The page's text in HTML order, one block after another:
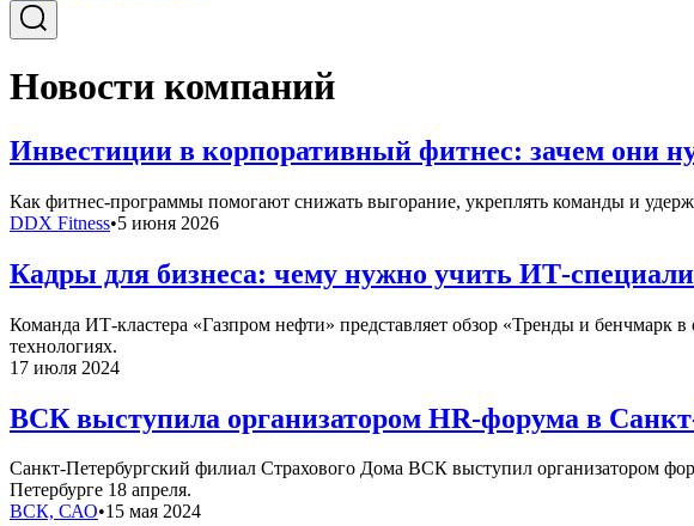
Новости компаний
Инвестиции в корпоративный фитнес: зачем они
Как фитнес-программы помогают снижать выгорание, укреплять команды и
DDX Fitness•5 июня 2026
Кадры для бизнеса: чему нужно учить ИТ-
Команда ИТ-кластера «Газпром нефти» представляет обзор «Тренды и
технологиях.
17 июля 2024
ВСК выступила организатором HR-форума в
Санкт-Петербургский филиал Страхового Дома ВСК выступил организатором
Петербурге 18 апреля.
ВСК, САО•15 мая 2024